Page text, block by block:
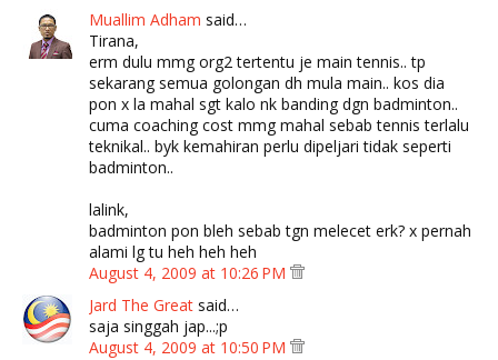
Muallim Adham said…
Tirana,
erm dulu mmg org2 tertentu je main tennis.. tp
sekarang semua golongan dh mula main.. kos dia
pon x la mahal sgt kalo nk banding dgn badminton..
cuma coaching cost mmg mahal sebab tennis terlalu
teknikal.. byk kemahiran perlu dipeljari tidak seperti
badminton..
lalink,
badminton pon bleh sebab tgn melecet erk? x pernah
alami lg tu heh heh heh
August 4, 2009 at 10:26 PM
Jard The Great said…
saja singgah jap...;p
August 4, 2009 at 10:50 PM